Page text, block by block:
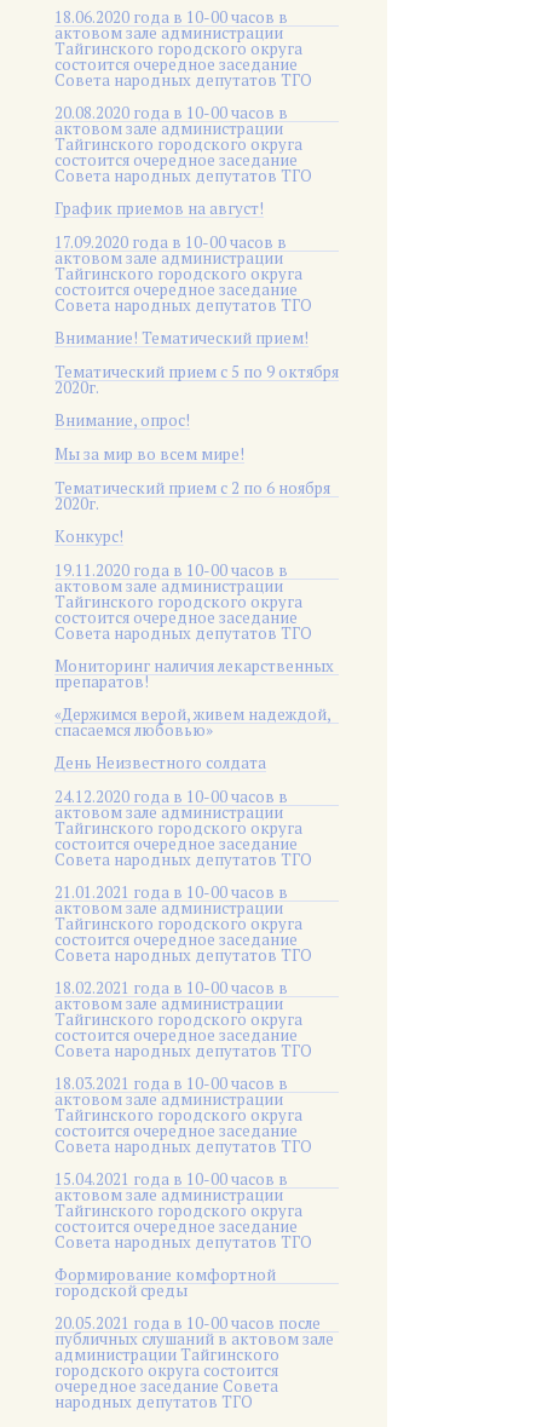
18.06.2020 года в 10-00 часов в
актовом зале администрации
Тайгинского городского округа
состоится очередное заседание
Совета народных депутатов ТГО
20.08.2020 года в 10-00 часов в
актовом зале администрации
Тайгинского городского округа
состоится очередное заседание
Совета народных депутатов ТГО
График приемов на август!
17.09.2020 года в 10-00 часов в
актовом зале администрации
Тайгинского городского округа
состоится очередное заседание
Совета народных депутатов ТГО
Внимание! Тематический прием!
Тематический прием с 5 по 9 октября
2020г.
Внимание, опрос!
Мы за мир во всем мире!
Тематический прием с 2 по 6 ноября
2020г.
Конкурс!
19.11.2020 года в 10-00 часов в
актовом зале администрации
Тайгинского городского округа
состоится очередное заседание
Совета народных депутатов ТГО
Мониторинг наличия лекарственных
препаратов!
«Держимся верой, живем надеждой,
спасаемся любовью»
День Неизвестного солдата
24.12.2020 года в 10-00 часов в
актовом зале администрации
Тайгинского городского округа
состоится очередное заседание
Совета народных депутатов ТГО
21.01.2021 года в 10-00 часов в
актовом зале администрации
Тайгинского городского округа
состоится очередное заседание
Совета народных депутатов ТГО
18.02.2021 года в 10-00 часов в
актовом зале администрации
Тайгинского городского округа
состоится очередное заседание
Совета народных депутатов ТГО
18.03.2021 года в 10-00 часов в
актовом зале администрации
Тайгинского городского округа
состоится очередное заседание
Совета народных депутатов ТГО
15.04.2021 года в 10-00 часов в
актовом зале администрации
Тайгинского городского округа
состоится очередное заседание
Совета народных депутатов ТГО
Формирование комфортной
городской среды
20.05.2021 года в 10-00 часов после
публичных слушаний в актовом зале
администрации Тайгинского
городского округа состоится
очередное заседание Совета
народных депутатов ТГО